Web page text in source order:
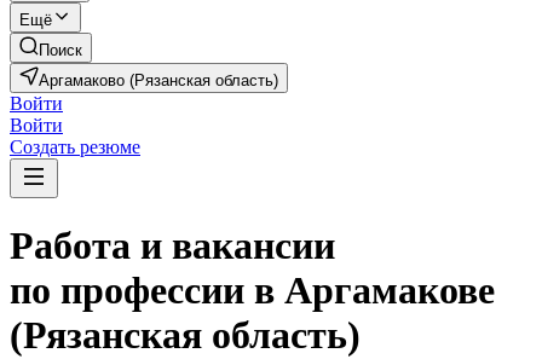
Ещё
Поиск
Аргамаково (Рязанская область)
Войти
Войти
Создать резюме
Работа и вакансии
по профессии в Аргамакове
(Рязанская область)